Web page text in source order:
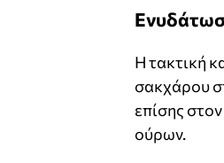
Η τακτική
σακχάρου
επίσης
ούρων.